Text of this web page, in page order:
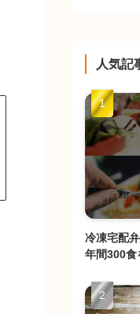
人気記
冷凍宅配
年間300食